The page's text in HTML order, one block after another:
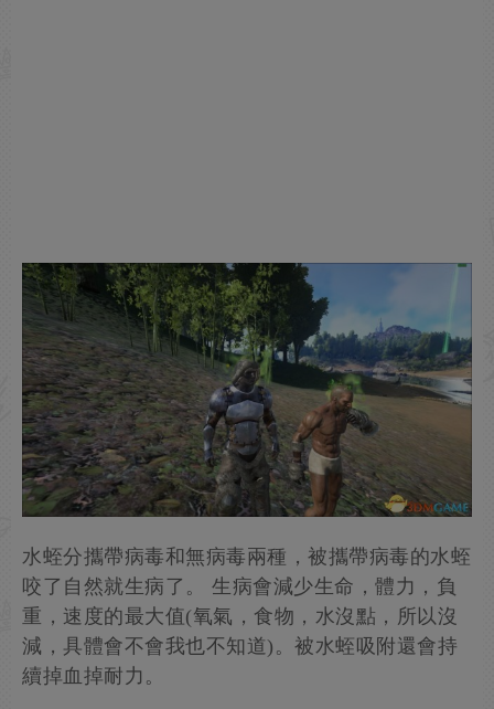
水蛭分攜帶病毒和無病毒兩種，被攜帶病毒的水蛭
咬了自然就生病了。 生病會減少生命，體力，負
重，速度的最大值(氧氣，食物，水沒點，所以沒
減，具體會不會我也不知道)。被水蛭吸附還會持
續掉血掉耐力。